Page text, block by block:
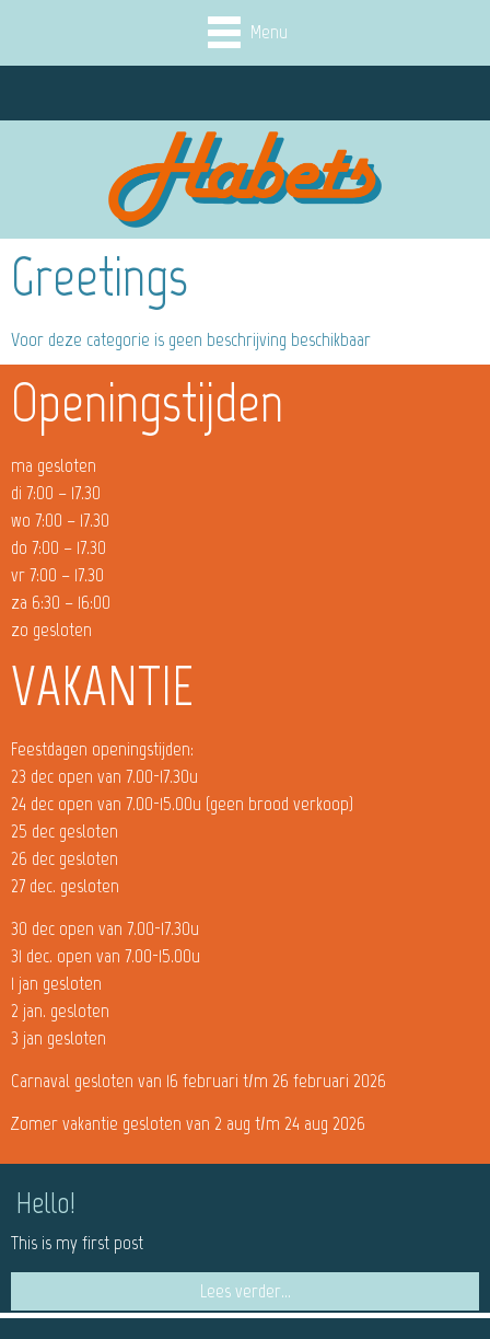
Menu
Greetings
Voor deze categorie is geen beschrijving beschikbaar
Openingstijden
ma gesloten
di 7:00 – 17.30
wo 7:00 – 17.30
do 7:00 – 17.30
vr 7:00 – 17.30
za 6:30 – 16:00
zo gesloten
VAKANTIE
Feestdagen openingstijden:
23 dec open van 7.00-17.30u
24 dec open van 7.00-15.00u (geen brood verkoop)
25 dec gesloten
26 dec gesloten
27 dec. gesloten
30 dec open van 7.00-17.30u
31 dec. open van 7.00-15.00u
1 jan gesloten
2 jan. gesloten
3 jan gesloten
Carnaval gesloten van 16 februari t/m 26 februari 2026
Zomer vakantie gesloten van 2 aug t/m 24 aug 2026
Hello!
This is my first post
Lees verder...